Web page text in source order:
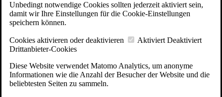
Unbedingt notwendige Cookies sollten jederzeit aktiviert sein,
damit wir Ihre Einstellungen für die Cookie-Einstellungen
speichern können.
Cookies aktivieren oder deaktivieren Aktiviert Deaktiviert
Drittanbieter-Cookies
Diese Website verwendet Matomo Analytics, um anonyme
Informationen wie die Anzahl der Besucher der Website und die
beliebtesten Seiten zu sammeln.